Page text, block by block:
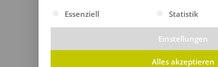
Es folgt eine Liste der Service-Gruppen, für
Essenziell Statistik
Einstellungen
Alles akzeptieren